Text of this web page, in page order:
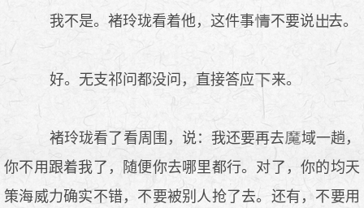
我不是。褚玲珑看着他，这件事 不要说 去。
好。无支祁问都没问，直接答应 来。
褚玲珑看了看周围，说：我还要再去
域一趟，
你不用跟着我了，随便你去哪里都行。对了，你的均天
策海威力确实不错，不要被别人抢了去。还有，不要用